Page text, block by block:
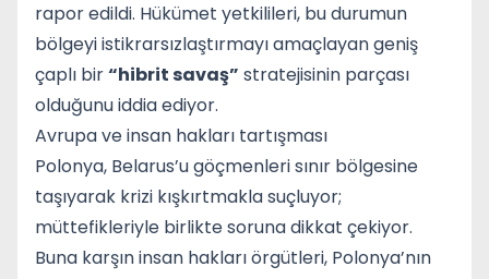
rapor edildi. Hükümet yetkilileri, bu durumun
bölgeyi istikrarsızlaştırmayı amaçlayan geniş
çaplı bir“hibrit savaş” stratejisinin parçası
olduğunu iddia ediyor.
Avrupa ve insan hakları tartışması
Polonya, Belarus’u göçmenleri sınır bölgesine
taşıyarak krizi kışkırtmakla suçluyor;
müttefikleriyle birlikte soruna dikkat çekiyor.
Buna karşın insan hakları örgütleri, Polonya’nın